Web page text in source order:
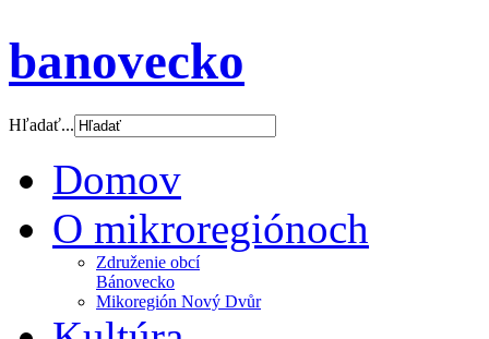
banovecko
Hľadať...
Domov
O mikroregiónoch
Združenie obcí
Bánovecko
Mikoregión Nový Dvůr